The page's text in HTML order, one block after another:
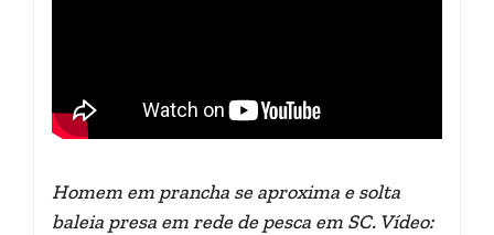
Homem em prancha se aproxima e solta
baleia presa em rede de pesca em SC. Vídeo: